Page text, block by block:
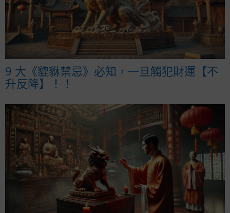
9 大《貔貅禁忌》必知，一旦觸犯財運【不
升反降】！！